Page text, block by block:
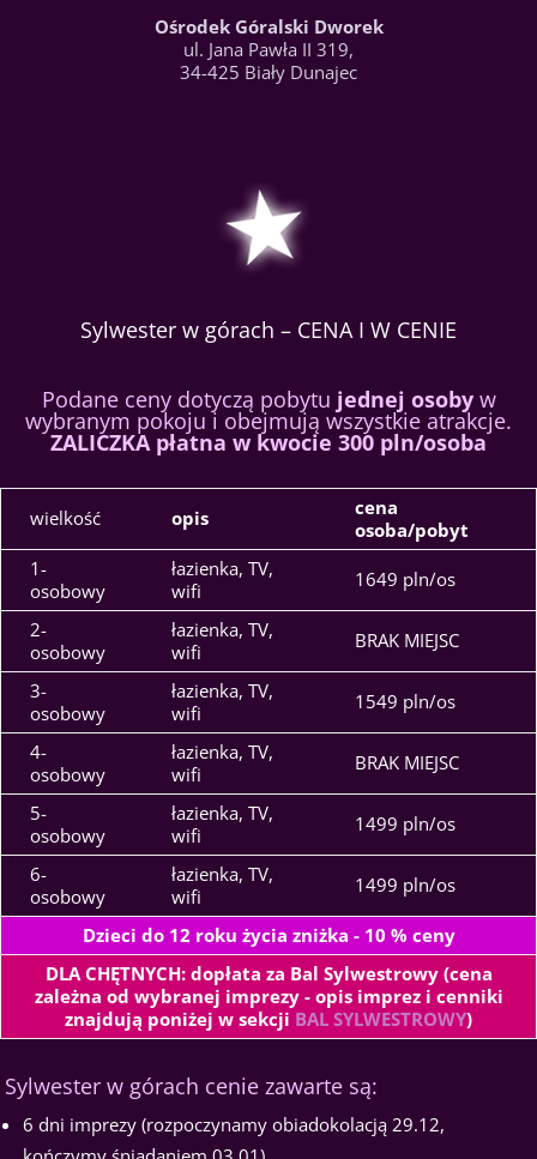
Ośrodek Góralski Dworek
ul. Jana Pawła II 319,
34-425 Biały Dunajec
Sylwester w górach – CENA I W CENIE
Podane ceny dotyczą pobytu jednej osobyw
wybranym pokoju i obejmują wszystkie atrakcje.
ZALICZKA płatna w kwocie 300 pln/osoba
wielkość opis
cena
osoba/pobyt
1-
osobowy
łazienka, TV,
wifi
1649 pln/os
2-
osobowy
łazienka, TV,
wifi
BRAK MIEJSC
3-
osobowy
łazienka, TV,
wifi
1549 pln/os
4-
osobowy
łazienka, TV,
wifi
BRAK MIEJSC
5-
osobowy
łazienka, TV,
wifi
1499 pln/os
6-
osobowy
łazienka, TV,
wifi
1499 pln/os
Dzieci do 12 roku życia zniżka - 10 % ceny
DLA CHĘTNYCH: dopłata za Bal Sylwestrowy (cena
zależna od wybranej imprezy - opis imprez i cenniki
znajdują poniżej w sekcji BAL SYLWESTROWY)
Sylwester w górach cenie zawarte są:
6 dni imprezy (rozpoczynamy obiadokolacją 29.12,